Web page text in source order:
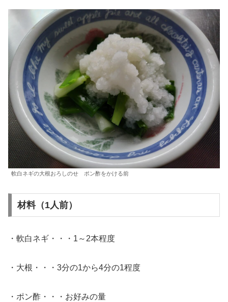
軟白ネギの大根おろしのせ ポン酢をかける前
材料（1人前）
・軟白ネギ・・・1～2本程度
・大根・・・3分の1から4分の1程度
・ポン酢・・・お好みの量